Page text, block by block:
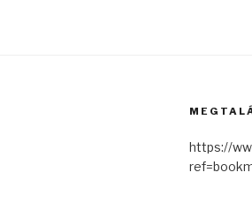
https://